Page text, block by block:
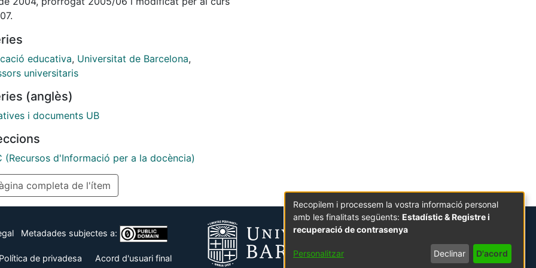
de restricció pressupostària general de les
de la millora qualitativa i quantitativa del
(estabilització i promoció).
en l'organització docent derivat de l'Espai
objectiu, mantenim unes directrius per al
curs acadèmic, sense perjudici del futur pacte
educativa, Universitat de Barcelona,
universitaris
(anglès)
i documents UB
(Recursos d'Informació per a la docència)
completa de l'ítem
Metadades subjectes a:
Política de privadesa Acord d'usuari final
Recopilem i processem la vostra informació personal
amb les finalitats següents: Estadístic & Registre i
recuperació de contrasenya
Personalitzar Declinar D'acord